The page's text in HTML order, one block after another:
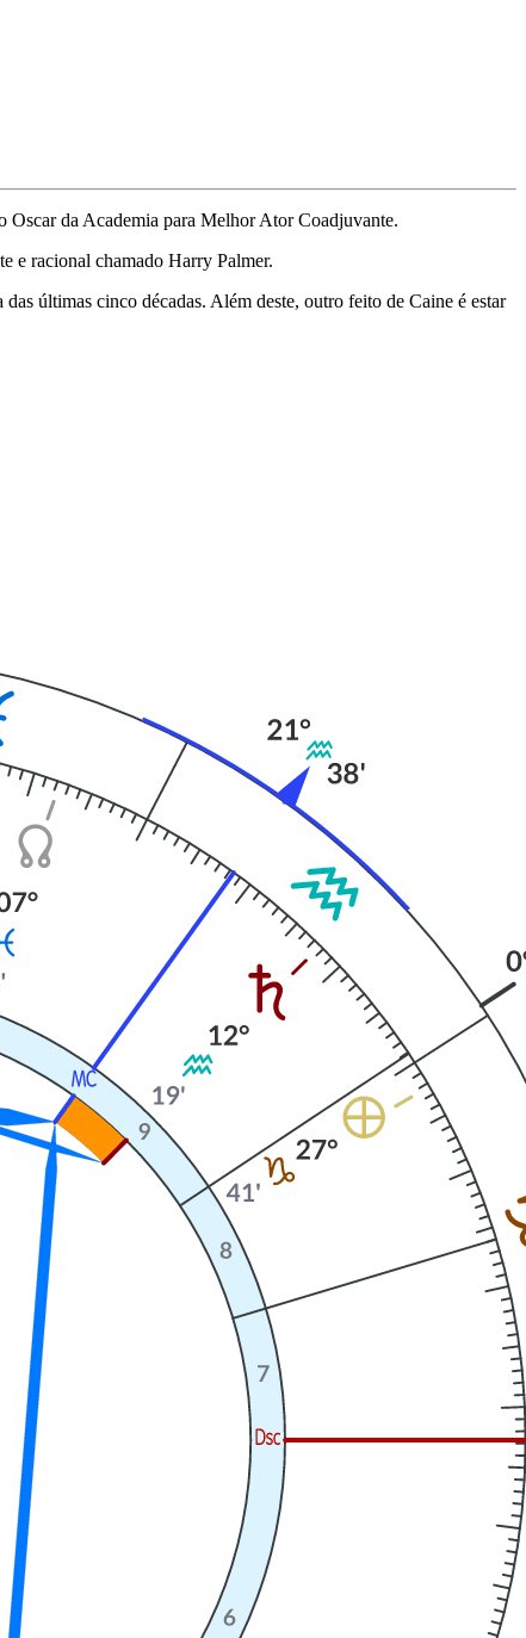
da Academia para Melhor Ator Coadjuvante.
e racional chamado Harry Palmer.
últimas cinco décadas. Além deste, outro feito de Caine é estar